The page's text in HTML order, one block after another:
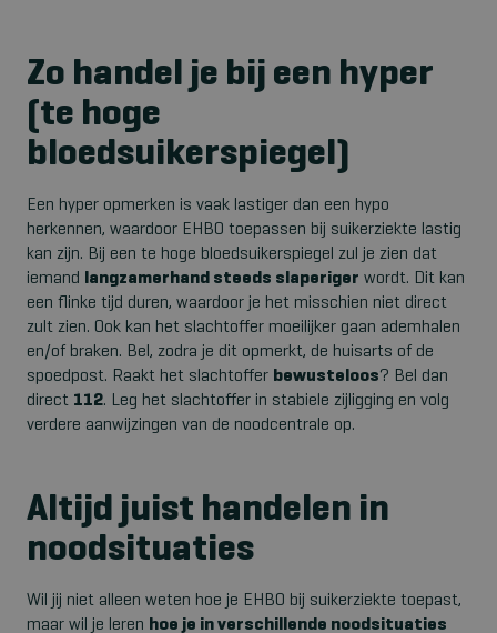
Zo handel je bij een hyper
(te hoge
bloedsuikerspiegel)
Een hyper opmerken is vaak lastiger dan een hypo
herkennen, waardoor EHBO toepassen bij suikerziekte lastig
kan zijn. Bij een te hoge bloedsuikerspiegel zul je zien dat
iemand
langzamerhand steeds slaperiger wordt. Dit kan
een flinke tijd duren, waardoor je het misschien niet direct
zult zien. Ook kan het slachtoffer moeilijker gaan ademhalen
en/of braken. Bel, zodra je dit opmerkt, de huisarts of de
spoedpost. Raakt het slachtoffer bewusteloos? Bel dan
direct 112. Leg het slachtoffer in stabiele zijligging en volg
verdere aanwijzingen van de noodcentrale op.
Altijd juist handelen in
noodsituaties
Wil jij niet alleen weten hoe je EHBO bij suikerziekte toepast,
maar wil je leren hoe je in verschillende noodsituaties